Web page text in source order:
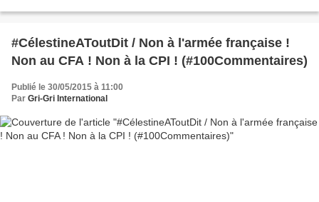
#CélestineAToutDit / Non à l'armée française !
Non au CFA ! Non à la CPI ! (#100Commentaires)
Publié le 30/05/2015 à 11:00
Par Gri-Gri International